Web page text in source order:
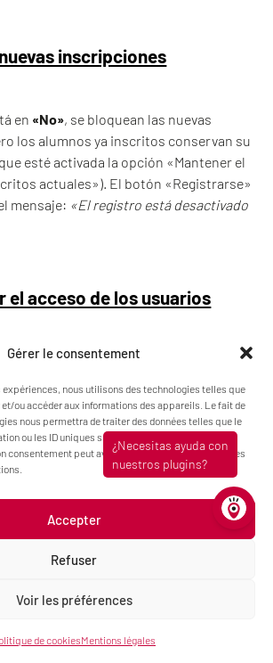
Gérer le consentement
nous utilisons des technologies telles que
ou accéder aux informations des appareils. Le fait de
nous permettra de traiter des données telles que le
ou les ID uniques sur ce site. Le fait de ne pas
consentement peut avoir un effet négatif sur certaines
Accepter
Refuser
Voir les préférences
de cookiesMentions légales
inscripciones
en «No», se bloquean las nuevas
los alumnos ya inscritos conservan su
esté activada la opción «Mantener el
actuales»). El botón «Registrarse»
mensaje: «El registro está desactivado
el acceso de los usuarios
en«No», se suspenderán todas las
realizadas mediante este método
estar disponible para dichos alumnos.
opción «Permitir nuevas
en
, solo los alumnos ya
registro
introducirlo una sola vez al inscribirse.